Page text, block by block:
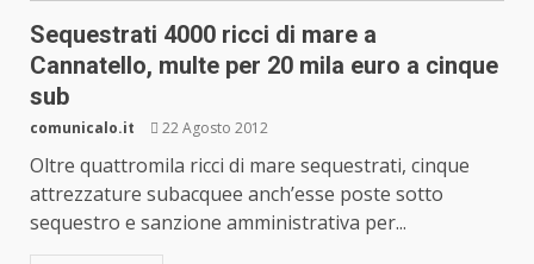
Sequestrati 4000 ricci di mare a
Cannatello, multe per 20 mila euro a cinque
sub
comunicalo.it 22 Agosto 2012
Oltre quattromila ricci di mare sequestrati, cinque
attrezzature subacquee anch’esse poste sotto
sequestro e sanzione amministrativa per...